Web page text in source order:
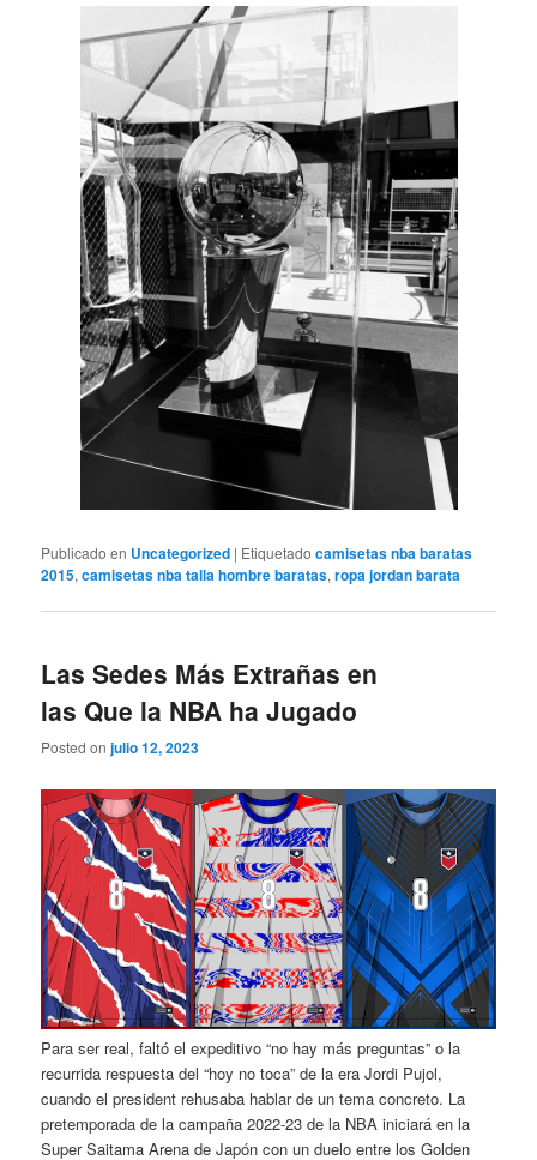
Publicado en Uncategorized | Etiquetado camisetas nba baratas
2015,camisetas nba talla hombre baratas,ropa jordan barata
Las Sedes Más Extrañas en
las Que la NBA ha Jugado
Posted onjulio 12, 2023
Para ser real, faltó el expeditivo “no hay más preguntas” o la
recurrida respuesta del “hoy no toca” de la era Jordi Pujol,
cuando el president rehusaba hablar de un tema concreto. La
pretemporada de la campaña 2022-23 de la NBA iniciará en la
Super Saitama Arena de Japón con un duelo entre los Golden